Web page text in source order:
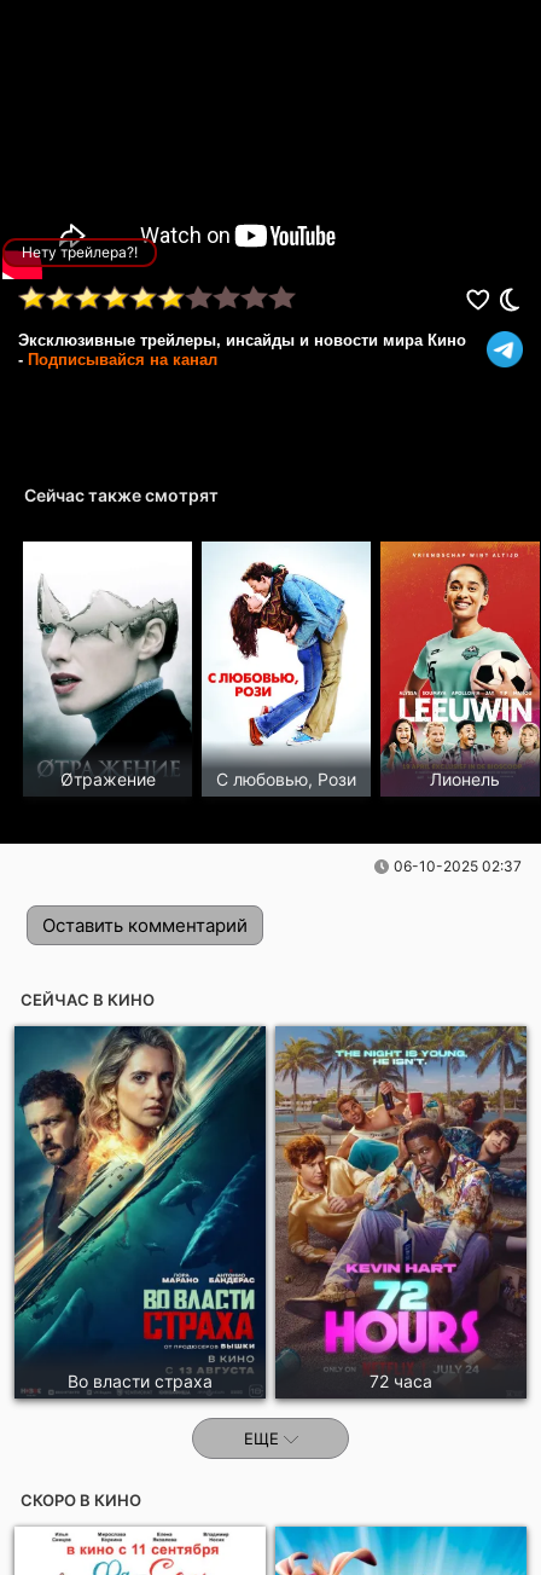
Нету трейлера?!
Эксклюзивные трейлеры, инсайды и новости мира Кино
- Подписывайся на канал
Сейчас также смотрят
Øтражение С любовью, Рози Лионель
06-10-2025 02:37
Оставить комментарий
Отправить!
СЕЙЧАС В КИНО
Во власти страха 72 часа
ЕЩЕ
СКОРО В КИНО